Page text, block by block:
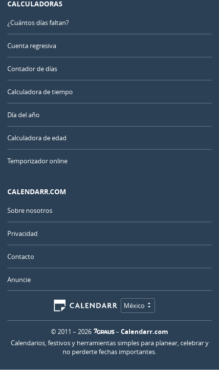
CALCULADORAS
¿Cuántos días faltan?
Cuenta regresiva
Contador de días
Calculadora de tiempo
Día del año
Calculadora de edad
Temporizador online
CALENDARR.COM
Sobre nosotros
Privacidad
Contacto
Anuncie
México
© 2011 – 2026 – Calendarr.com
Calendarios, festivos y herramientas simples para planear, celebrar y
no perderte fechas importantes.